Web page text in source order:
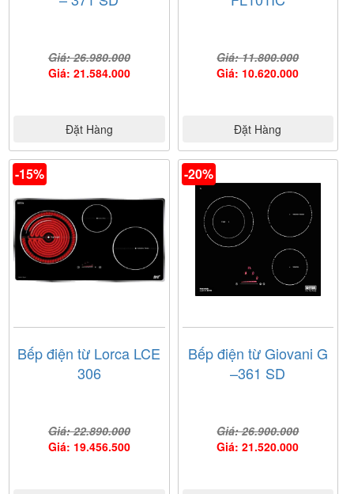
Giá: 26.980.000
Giá: 21.584.000
Đặt Hàng
Giá: 11.800.000
Giá: 10.620.000
Đặt Hàng
-15%
Bếp điện từ Lorca LCE
306
Giá: 22.890.000
Giá: 19.456.500
-20%
Bếp điện từ Giovani G
–361 SD
Giá: 26.900.000
Giá: 21.520.000